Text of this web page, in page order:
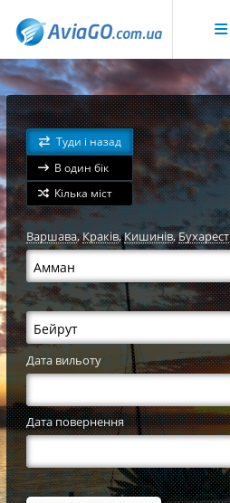
Туди і назад
В один бік
Кілька міст
Варшава,Краків,Кишинів,Бухарест
Дата вильоту
Дата повернення